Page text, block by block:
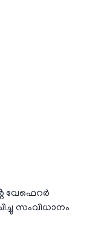
വേഫെറർ
സംവിധാനം